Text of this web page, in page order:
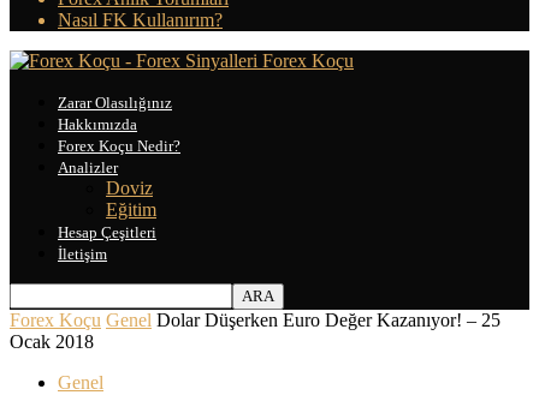
Nasıl FK Kullanırım?
Forex Koçu
Zarar Olasılığınız
Hakkımızda
Forex Koçu Nedir?
Analizler
Doviz
Eğitim
Hesap Çeşitleri
İletişim
Forex Koçu Genel Dolar Düşerken Euro Değer Kazanıyor! – 25
Ocak 2018
Genel